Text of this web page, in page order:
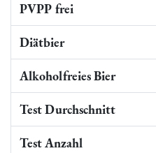
PVPP frei
Diätbier
Alkoholfreies Bier
Test Durchschnitt
Test Anzahl